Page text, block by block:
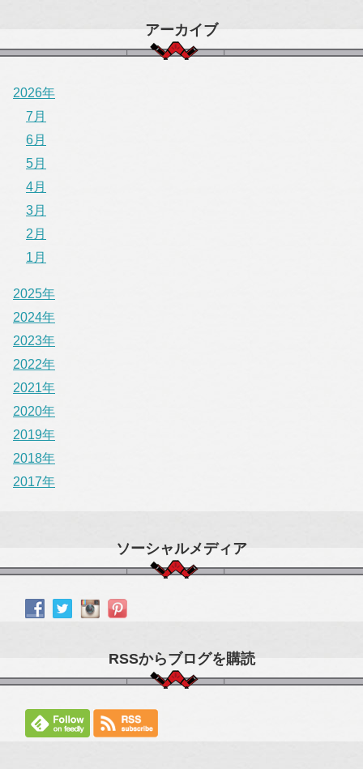
アーカイブ
2026年
7月
6月
5月
4月
3月
2月
1月
2025年
2024年
2023年
2022年
2021年
2020年
2019年
2018年
2017年
ソーシャルメディア
RSSからブログを購読